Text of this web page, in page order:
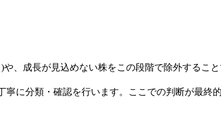
、成長が見込めない株をこの段階で除外するこ
に分類・確認を行います。ここでの判断が最終